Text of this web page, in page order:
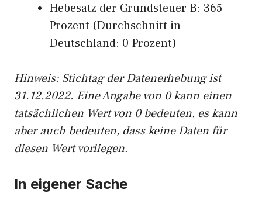
Hebesatz der Grundsteuer B: 365
Prozent (Durchschnitt in
Deutschland: 0 Prozent)
Hinweis: Stichtag der Datenerhebung ist
31.12.2022. Eine Angabe von 0 kann einen
tatsächlichen Wert von 0 bedeuten, es kann
aber auch bedeuten, dass keine Daten für
diesen Wert vorliegen.
In eigener Sache